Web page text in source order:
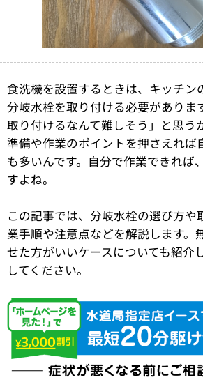
食洗機を設置するときは、キッチン
分岐水栓を取り付ける必要がありま
取り付けるなんて難しそう」と思う
準備や作業のポイントを押さえれば
も多いんです。自分で作業できれば
すよね。
この記事では、分岐水栓の選び方や
業手順や注意点などを解説します。
せた方がいいケースについても紹介
してください。